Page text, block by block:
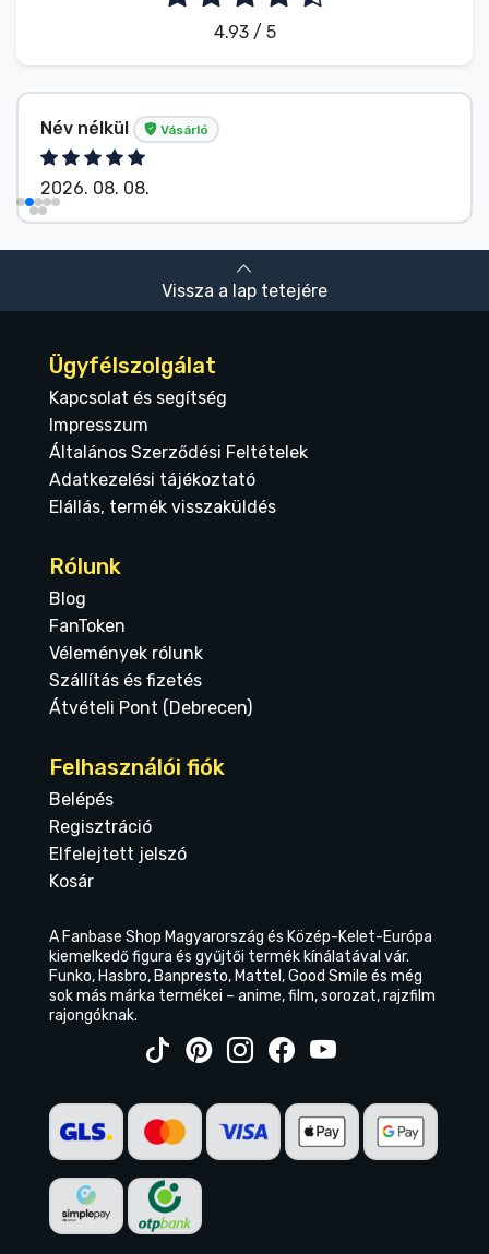
4.93 / 5
Név nélkül Vásárló
2026. 08. 08.
Vissza a lap tetejére
Ügyfélszolgálat
Kapcsolat és segítség
Impresszum
Általános Szerződési Feltételek
Adatkezelési tájékoztató
Elállás, termék visszaküldés
Rólunk
Blog
FanToken
Vélemények rólunk
Szállítás és fizetés
Átvételi Pont (Debrecen)
Felhasználói fiók
Belépés
Regisztráció
Elfelejtett jelszó
Kosár
A Fanbase Shop Magyarország és Közép-Kelet-Európa
kiemelkedő figura és gyűjtői termék kínálatával vár.
Funko, Hasbro, Banpresto, Mattel, Good Smile és még
sok más márka termékei – anime, film, sorozat, rajzfilm
rajongóknak.